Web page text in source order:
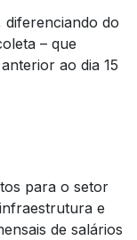
diferenciando do
– que
ao dia 15
para o setor
e
de salários